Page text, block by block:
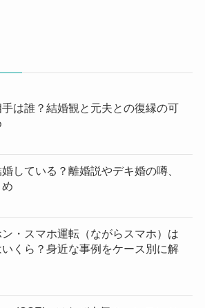
は誰？結婚観と元夫との復縁の可
している？離婚説やデキ婚の噂、
ン・スマホ運転（ながらスマホ）は
くら？身近な事例をケース別に解